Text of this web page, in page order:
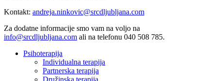
Kontakt: andreja.ninkovic@srcdljubljana.com
Za dodatne informacije smo vam na voljo na
info@srcdljubljana.com ali na telefonu 040 508 785.
Psihoterapija
Individualna terapija
Partnerska terapija
Družinska terapija